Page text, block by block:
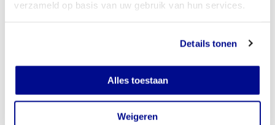
verzameld op basis van uw gebruik van hun services.
Details tonen
Alles toestaan
Weigeren